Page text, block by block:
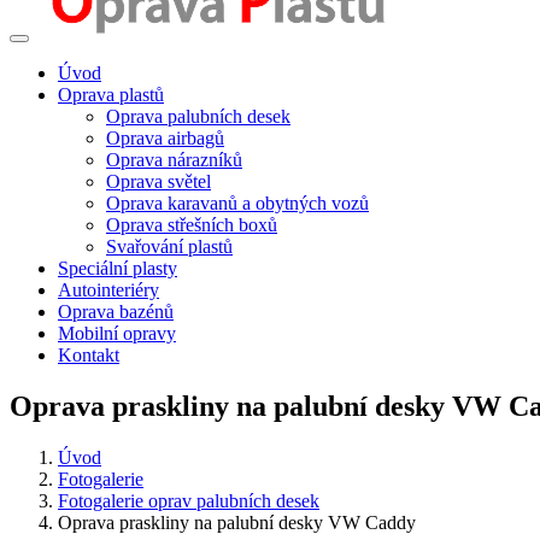
Úvod
Oprava plastů
Oprava palubních desek
Oprava airbagů
Oprava nárazníků
Oprava světel
Oprava karavanů a obytných vozů
Oprava střešních boxů
Svařování plastů
Speciální plasty
Autointeriéry
Oprava bazénů
Mobilní opravy
Kontakt
Oprava praskliny na palubní desky VW
Úvod
Fotogalerie
Fotogalerie oprav palubních desek
Oprava praskliny na palubní desky VW Caddy